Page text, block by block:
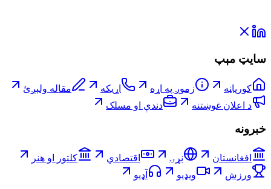
سایټ مېپ
کورپاڼه زموږ په اړه اړیکه
مقاله ولېږئ
د اعلان غوښتنه
دندې او مسلک
خبرونه
افغانستان نړۍ اقتصادي
کلتور او هنر
ورزش
ویډیو آډیو